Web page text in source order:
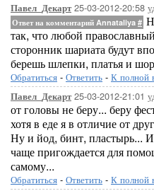
Павел_Декарт25-03-2012-20:58
Ответ на комментарий Annataliya #
так, что любой
сторонник шариата будут
берешь шлепки, платья и
Обратиться - Ответить - К полной
Павел_Декарт25-03-2012-21:01
от головы не беру... беру
хотя в еде я в отличие от
Ну и йод, бинт, пластырь...
чаще пригождается для
самому...
Обратиться - Ответить - К полной